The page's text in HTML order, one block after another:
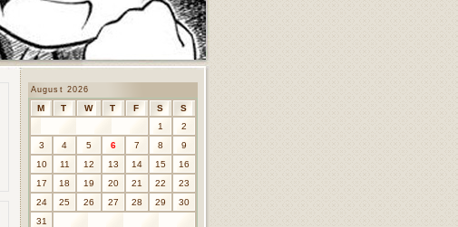
August 2026
M T W T F S
S
1
2
3
4 5 6 7 8
9
10
11 12 13 14 15
16
17
18 19 20 21 22
23
24
25 26 27 28 29
30
31